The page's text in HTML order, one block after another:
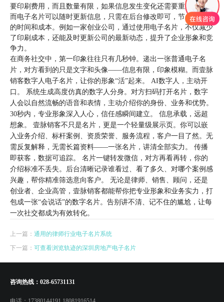
要印刷费用，而且数量有限，如果信息发生变化还需要重新制作。
而电子名片可以随时更新信息，只需在后台修改即可，节省了大量
的时间和成本。例如一家创业公司，通过使用电子名片，不仅减少
了印刷成本，还能及时更新公司的最新动态，提升了企业形象和竞
争力。
在商务社交中，第一印象往往只有几秒钟。递出一张普通电子名
片，对方看到的只是文字和头像——信息有限，印象模糊。而壹脉
销客数字人电子名片，让你的形象“活”起来。 AI数字人，主动开
口。 系统生成高度仿真的数字人分身。对方扫码打开名片，数字
人会以自然流畅的语音和表情，主动介绍你的身份、业务和优势。
30秒内，专业形象深入人心，信任感瞬间建立。 信息承载，远超
想象。 壹脉销客不只是名片，更是一个轻量级展示页。你可以嵌
入业务介绍、标杆案例、资质荣誉、服务流程，客户一目了然。无
需反复解释，无需长篇资料——一张名片，讲清全部实力。 传播
即获客，数据可追踪。 名片一键转发微信，对方再看再转，你的
介绍标准不丢失。后台清晰记录谁看过、看了多久、对哪个案例感
兴趣，帮你精准筛选意向客户。 无论是律师、销售、顾问，还是
创业者、企业高管，壹脉销客都能帮你把专业形象和业务实力，打
包成一张“会说话”的数字名片。告别讲不清、记不住的尴尬，让每
一次社交都成为有效转化。
上一篇： 通用的律师行业电子名片系统
下一篇： 可查看浏览轨迹的深圳房地产电子名片
咨询热线： 028-65731131